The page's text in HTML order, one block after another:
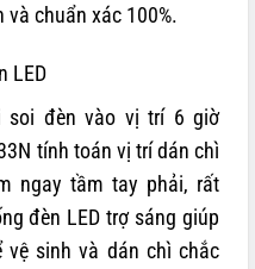
chuẩn xác 100%.
LED
soi đèn vào vị trí 6 giờ
tính toán vị trí dán chì
ngay tầm tay phải, rất
đèn LED trợ sáng giúp
sinh và dán chì chắc